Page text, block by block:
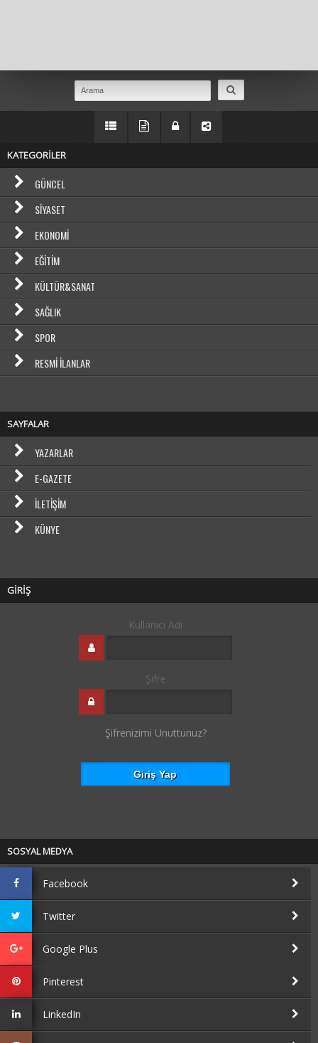
KATEGORİLER
GÜNCEL
SIYASET
EKONOMI
EĞITIM
KÜLTÜR&SANAT
SAĞLIK
SPOR
RESMI İLANLAR
SAYFALAR
YAZARLAR
E-GAZETE
İLETIŞIM
KÜNYE
GİRİŞ
Kullanıcı Adı
Şifre
Şifrenizimi Unuttunuz?
SOSYAL MEDYA
Facebook
Twitter
Google Plus
Pinterest
LinkedIn